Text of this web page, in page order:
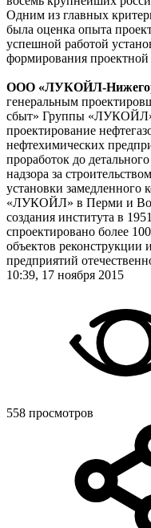
Одним из главных
была оценка опыта
успешной работой
формирования
ООО «ЛУКОЙЛ-
генеральным
сбыт» Группы
проектирование
нефтехимических
проработок до
надзора за
установки замедленного
«ЛУКОЙЛ» в Перми и
создания института в
спроектировано более
объектов реконструкции
предприятий
10:39, 17 ноября 2015
558 просмотров